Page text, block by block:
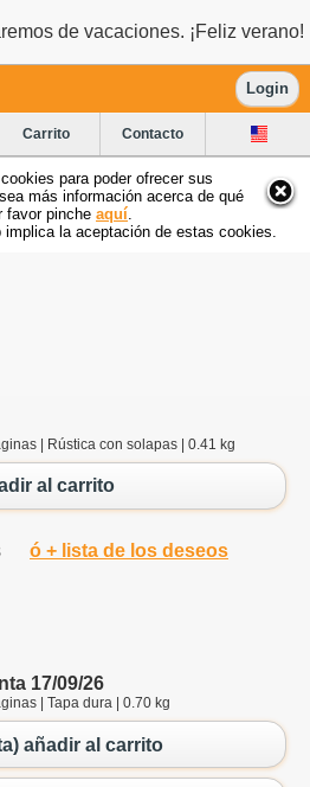
de vacaciones. ¡Feliz verano!
Login
Carrito Contacto
para poder ofrecer sus
más información acerca de qué
favor pinche aquí
la aceptación de estas cookies.
| Rústica con solapas | 0.41 kg
al carrito
ó + lista de los deseos
17/09/26
| Tapa dura | 0.70 kg
añadir al carrito